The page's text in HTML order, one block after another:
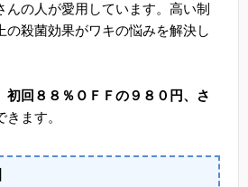
んの人が愛用しています。高い制
の殺菌効果がワキの悩みを解決し
初回８８％ＯＦＦの９８０円、さ
ます。